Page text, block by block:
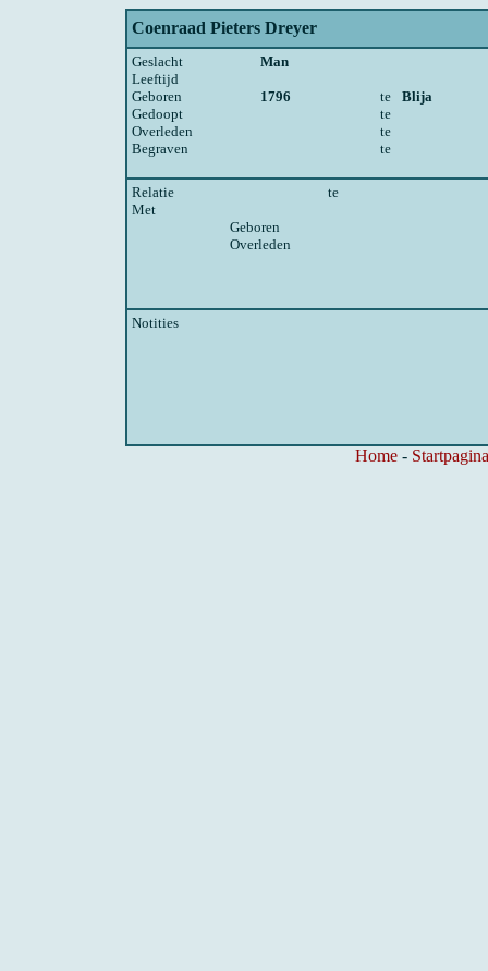
Coenraad Pieters Dreyer
Geslacht
Man
Leeftijd
Geboren
1796 te
Blija
Gedoopt
te
Overleden
te
Begraven
te
Relatie
te
Met
Geboren
Overleden
Notities
Home -